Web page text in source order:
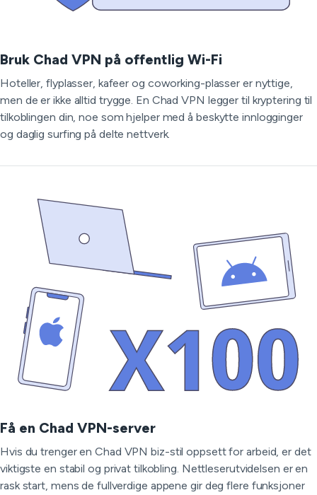
Bruk Chad VPN på offentlig Wi-Fi
Hoteller, flyplasser, kafeer og coworking-plasser er nyttige,
men de er ikke alltid trygge. En Chad VPN legger til kryptering til
tilkoblingen din, noe som hjelper med å beskytte innlogginger
og daglig surfing på delte nettverk.
Få en Chad VPN-server
Hvis du trenger en Chad VPN biz-stil oppsett for arbeid, er det
viktigste en stabil og privat tilkobling. Nettleserutvidelsen er en
rask start, mens de fullverdige appene gir deg flere funksjoner